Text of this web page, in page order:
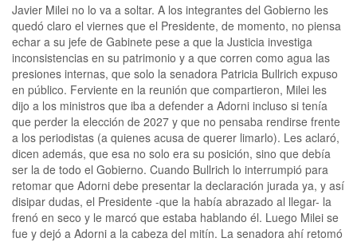
Javier Milei no lo va a soltar. A los integrantes del Gobierno les
quedó claro el viernes que el Presidente, de momento, no piensa
echar a su jefe de Gabinete pese a que la Justicia investiga
inconsistencias en su patrimonio y a que corren como agua las
presiones internas, que solo la senadora Patricia Bullrich expuso
en público. Ferviente en la reunión que compartieron, Milei les
dijo a los ministros que iba a defender a Adorni incluso si tenía
que perder la elección de 2027 y que no pensaba rendirse frente
a los periodistas (a quienes acusa de querer limarlo). Les aclaró,
dicen además, que esa no solo era su posición, sino que debía
ser la de todo el Gobierno. Cuando Bullrich lo interrumpió para
retomar que Adorni debe presentar la declaración jurada ya, y así
disipar dudas, el Presidente -que la había abrazado al llegar- la
frenó en seco y le marcó que estaba hablando él. Luego Milei se
fue y dejó a Adorni a la cabeza del mitín. La senadora ahí retomó